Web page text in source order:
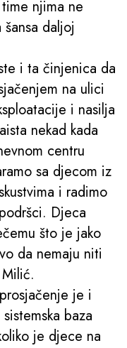
njima ne
daljoj
i ta činjenica da
na ulici
i nasilja
nekad kada
centru
sa djecom iz
i radimo
Djeca
što je jako
da nemaju niti
je i
baza
je djece na